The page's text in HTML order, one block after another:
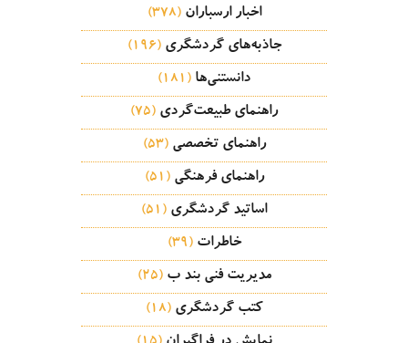
اخبار ارسباران(378)
جاذبه‌های گردشگری(196)
دانستنی‌ها (181)
راهنمای طبیعت‌گردی (75)
راهنمای تخصصی(53)
راهنمای فرهنگی(51)
اساتید گردشگری (51)
خاطرات(39)
مدیریت فنی بند ب(25)
کتب گردشگری (18)